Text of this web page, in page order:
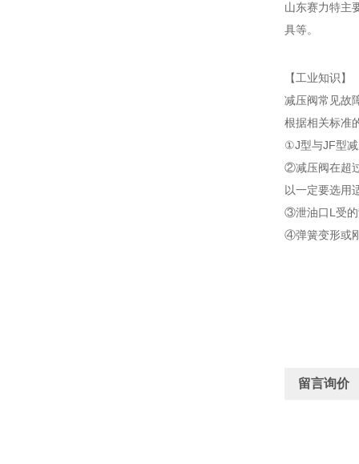
山东赛力特主
具等。
【工业知识】
减压阀常见故
根据相关标准
①J型与JF型减
②减压阀在超
以一定要选用
③泄油口L受的
④弹簧变形或
留言询价